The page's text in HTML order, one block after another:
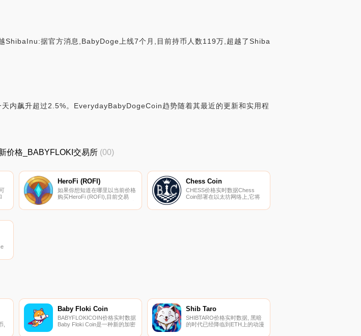
ShibaInu:据官方消息,BabyDoge上线7个月,目前持币人数119万,超越了Shiba
内飙升超过2.5%。EverydayBabyDogeCoin趋势随着其最近的更新和实用程
价格_BABYFLOKI交易所 (00)
代
HeroFi (ROFI)
如果你想知道在哪里以当前价格
购买HeroFi (ROFI),目前交易
货币交易所是
Chess Coin
CHESS价格实时数据Chess
Coin部署在以太坊网络上,它将
棋生态系统上的国际象棋游戏.
,
Baby Floki Coin
BABYFLOKICOIN价格实时数据
Baby Floki Coin是一种新的加密
Shib Taro
SHIBTARO价格实时数据, 黑暗
的时代已经降临到ETH上的动漫